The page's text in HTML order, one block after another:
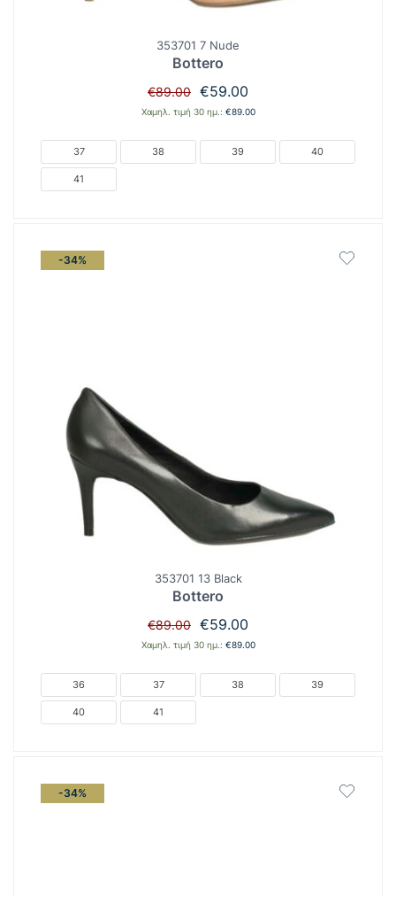
353701 7 Nude
Bottero
€89.00 Original
price
€89.00.
€59.00
τρέχουσα
€59.00.
Χαμηλ. τιμή 30 ημ.: €89.00
37 38 39 40
41
-34%
353701 13 Black
Bottero
€89.00 Original
price
€89.00.
€59.00
τρέχουσα
€59.00.
Χαμηλ. τιμή 30 ημ.: €89.00
36 37 38 39
40 41
-34%